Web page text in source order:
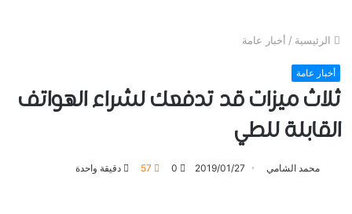
الرئيسية / أخبار عامة
أخبار عامة
ثلاث ميزات قد تدفعك لشراء الهواتف
القابلة للطي
محمد الشامي 2019/01/27
0
57 دقيقة واحدة